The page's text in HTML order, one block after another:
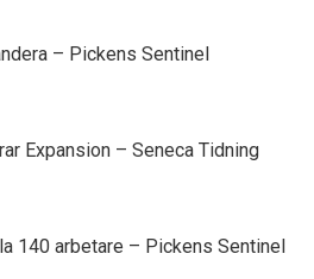
– Pickens Sentinel
Expansion – Seneca Tidning
140 arbetare – Pickens Sentinel